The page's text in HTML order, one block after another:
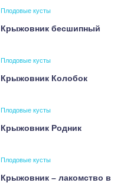
Плодовые кусты
Крыжовник бесшипный
Плодовые кусты
Крыжовник Колобок
Плодовые кусты
Крыжовник Родник
Плодовые кусты
Крыжовник – лакомство в